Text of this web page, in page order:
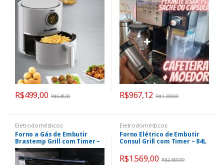
R$499,00 R$548,00 R$967,12 R$1.200,00
Eletrodomésticos
Forno a Gás de Embutir
Brastemp Grill com Timer –
Touch 78L Preto BOA84AE
Eletrodomésticos
Forno Elétrico de Embutir
Consul Grill com Timer – 84L
R$1.569,00 R$2.689,99